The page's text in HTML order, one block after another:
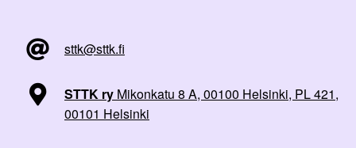
sttk@sttk.fi
STTK ry Mikonkatu 8 A, 00100 Helsinki, PL 421,
00101 Helsinki